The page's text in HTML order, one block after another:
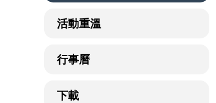
活動重溫
行事曆
下載